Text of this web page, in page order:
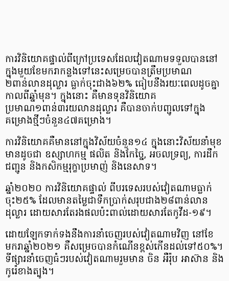
ការវិនិយោគផ្ទាល់ពីក្រៅប្រទេសដែលវៀតណាមទទួលបាននៅ
ក្នុងមួយខែមករាកន្លងទៅនេះសម្រេចបានត្រឹមប្រមាណ
២ពាន់លានដុល្លារ ធ្លាក់ចុះជាង៦២% ធៀបនឹងរយៈពេលដូចគ្នា
កាលពីឆ្នាំមុន។ ក្នុងនោះ គឺមានទុនវិនិយោគ
ប្រមាណ១ពាន់៣រយលានដុល្លារ គឺបានចាក់បញ្ជូលទៅក្នុង
គម្រោងថ្មីៗចំនួន៤៧គម្រោង។
ការវិនិយោគគឺមាននៅក្នុងវិស័យចំនួន១៤ ក្នុងនោះវិស័យនាំមុខ
មានដូចជា ឧស្សាហកម្ម ផលិត និងកែច្នៃ, អចលទ្រព្យ, ការដឹក
ជញ្ជូន និងកសិកម្មរុក្ខាប្រមាញ់ និងនេសាទ។
ឆ្នាំ២០២០ ការវិនិយោគផ្ទាល់ ពីបរទេសរបស់វៀតណាមធ្លាក់
ចុះ២៥% ដែលមានតម្លៃជាទឹកប្រាក់សរុបជាង២៨ពាន់លាន
ដុល្លារ ដោយសារតែរងផលប៉ះពាល់ដោយសារតែកូវីដ-១៩។
ដោយឡែកទាក់ទងនឹងការនាំចេញរបស់វៀតណាមវិញ នៅខែ
មករាឆ្នាំ២០២១ គឺសម្រេចបានកំណើនខ្ពស់កើនដល់ទៅ៥០%។
ទីផ្សារនាំចេញធំៗរបស់វៀតណាមរួមមាន ចិន អឺរ៉ុប អាស៊ាន និង
កូរ៉េខាងត្បូង។